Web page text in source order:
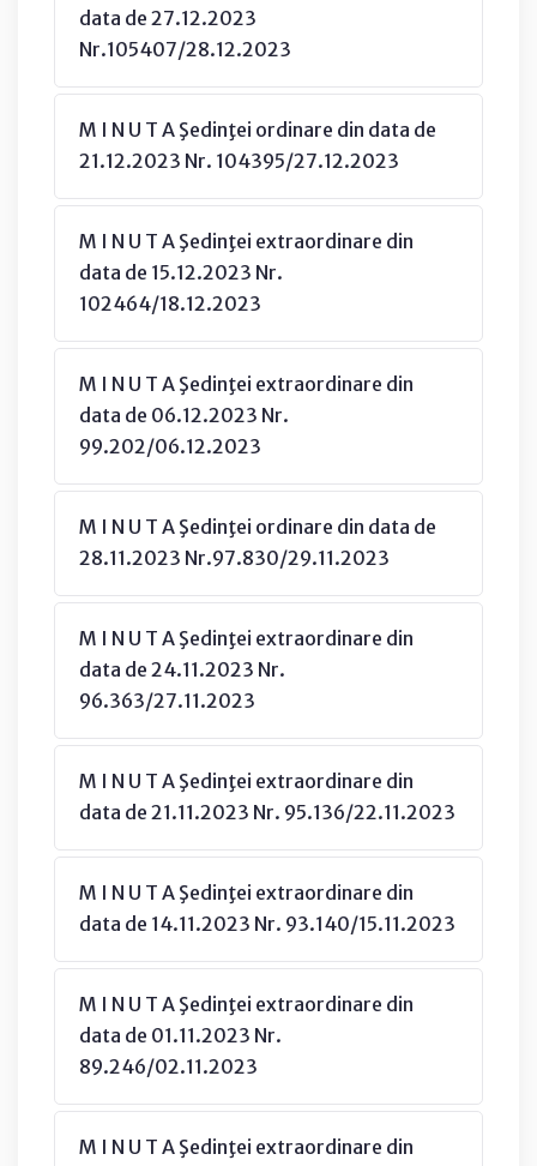
data de 27.12.2023
Nr.105407/28.12.2023
M I N U T A Şedinţei ordinare din data de
21.12.2023 Nr. 104395/27.12.2023
M I N U T A Şedinţei extraordinare din
data de 15.12.2023 Nr.
102464/18.12.2023
M I N U T A Şedinţei extraordinare din
data de 06.12.2023 Nr.
99.202/06.12.2023
M I N U T A Şedinţei ordinare din data de
28.11.2023 Nr.97.830/29.11.2023
M I N U T A Şedinţei extraordinare din
data de 24.11.2023 Nr.
96.363/27.11.2023
M I N U T A Şedinţei extraordinare din
data de 21.11.2023 Nr. 95.136/22.11.2023
M I N U T A Şedinţei extraordinare din
data de 14.11.2023 Nr. 93.140/15.11.2023
M I N U T A Şedinţei extraordinare din
data de 01.11.2023 Nr.
89.246/02.11.2023
M I N U T A Şedinţei extraordinare din